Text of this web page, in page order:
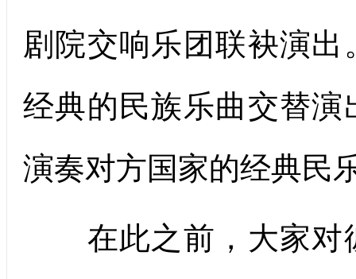
剧院交响乐团联袂演
经典的民族乐曲交替
演奏对方国家的经典民
在此之前，大家对